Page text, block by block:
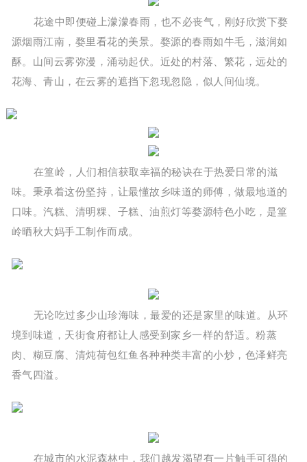
花途中即便碰上濛濛春雨，也不必丧气，刚好欣赏下婺
源烟雨江南，婺里看花的美景。婺源的春雨如牛毛，滋润如
酥。山间云雾弥漫，涌动起伏。近处的村落、繁花，远处的
花海、青山，在云雾的遮挡下忽现忽隐，似人间仙境。
在篁岭，人们相信获取幸福的秘诀在于热爱日常的滋
味。秉承着这份坚持，让最懂故乡味道的师傅，做最地道的
口味。汽糕、清明粿、子糕、油煎灯等婺源特色小吃，是篁
岭晒秋大妈手工制作而成。
无论吃过多少山珍海味，最爱的还是家里的味道。从环
境到味道，天街食府都让人感受到家乡一样的舒适。粉蒸
肉、糊豆腐、清炖荷包红鱼各种种类丰富的小炒，色泽鲜亮
香气四溢。
在城市的水泥森林中，我们越发渴望有一片触手可得的